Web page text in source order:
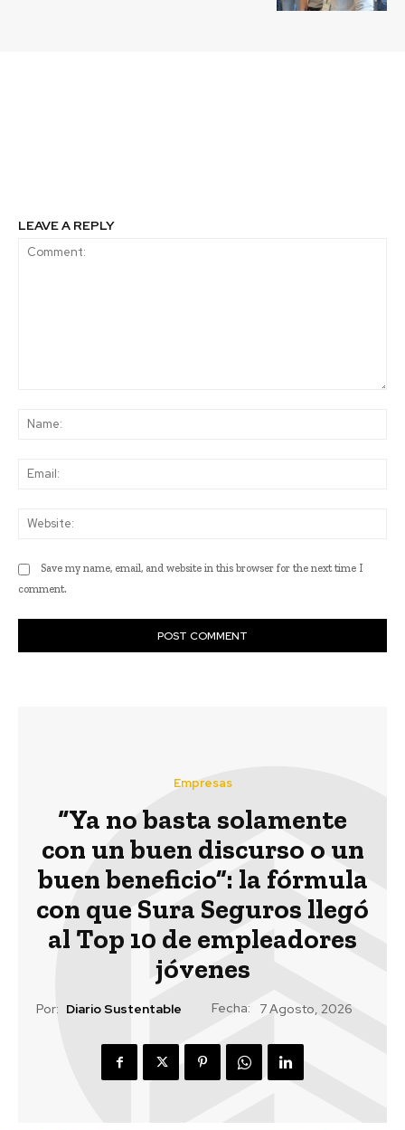
LEAVE A REPLY
Save my name, email, and website in this browser for the next time I
comment.